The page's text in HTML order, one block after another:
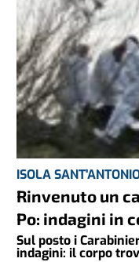
ISOLA
Rinvenuto un
Po: indagini in
Sul posto i
indagini: il corpo